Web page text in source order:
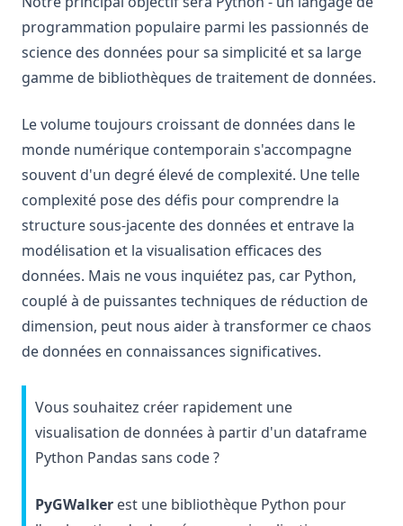
Pandas Unstack: Clearly Explained
Pandas Visulziation: A Step-by-Step Tutorial
Pandas Where: Exploiter la puissance de Pandas pour
gérer les valeurs nulles
Pandas Where: Harnessing the Power of Pandas to Manage
Pandas read_csv() Tutorial: Import Data Like a Pro
Pandasql - Package Python pour interroger des
DataFrames à l'aide de SQL
Pandasql - Python Package for Querying DataFrames Using
SQL
Python Vector Database: The Best Databases and Tools for
Spatial Data and Generative AI
Resolving 'No Module Named in Pandas' Error: Detailed
Guide détaillé
Sort Pandas DataFrame: Examples and Tips
Sorting Pandas DataFrame by Index
Tri du DataFrame Pandas : Exemples et Astuces
programmation populaire parmi les passionnés de
science des données pour sa simplicité et sa large
gamme de bibliothèques de traitement de données.
Le volume toujours croissant de données dans le
monde numérique contemporain s'accompagne
souvent d'un degré élevé de complexité. Une telle
complexité pose des défis pour comprendre la
structure sous-jacente des données et entrave la
modélisation et la visualisation efficaces des
données. Mais ne vous inquiétez pas, car Python,
couplé à de puissantes techniques de réduction de
dimension, peut nous aider à transformer ce chaos
de données en connaissances significatives.
Vous souhaitez créer rapidement une
visualisation de données à partir d'un dataframe
Python Pandas sans code ?
PyGWalker est une bibliothèque Python pour